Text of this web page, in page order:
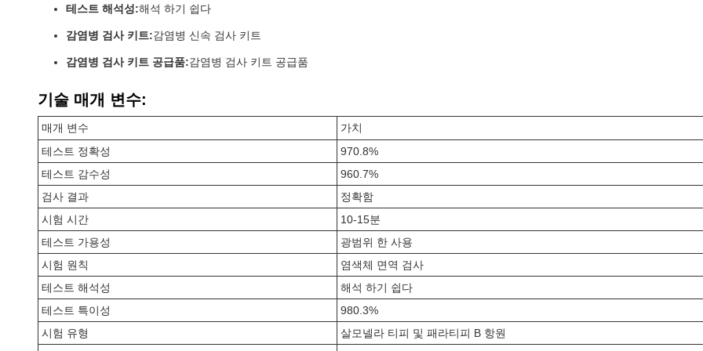
테스트 해석성:해석 하기 쉽다
감염병 검사 키트:감염병 신속 검사 키트
감염병 검사 키트 공급품:감염병 검사 키트 공급품
기술 매개 변수:
매개 변수
가치
테스트 정확성
970.8%
테스트 감수성
960.7%
검사 결과
정확함
시험 시간
10-15분
테스트 가용성
광범위 한 사용
시험 원칙
염색체 면역 검사
테스트 해석성
해석 하기 쉽다
테스트 특이성
980.3%
시험 유형
살모넬라 티피 및 패라티피 B 항원